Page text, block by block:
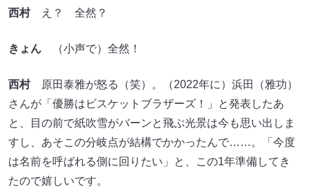
西村え？ 全然？
きょん （小声で）全然！
西村原田泰雅が怒る（笑）。（2022年に）浜田（雅功）
さんが「優勝はビスケットブラザーズ！」と発表したあ
と、目の前で紙吹雪がバーンと飛ぶ光景は今も思い出しま
すし、あそこの分岐点が結構でかかったんで……。「今度
は名前を呼ばれる側に回りたい」と、この1年準備してき
たので嬉しいです。